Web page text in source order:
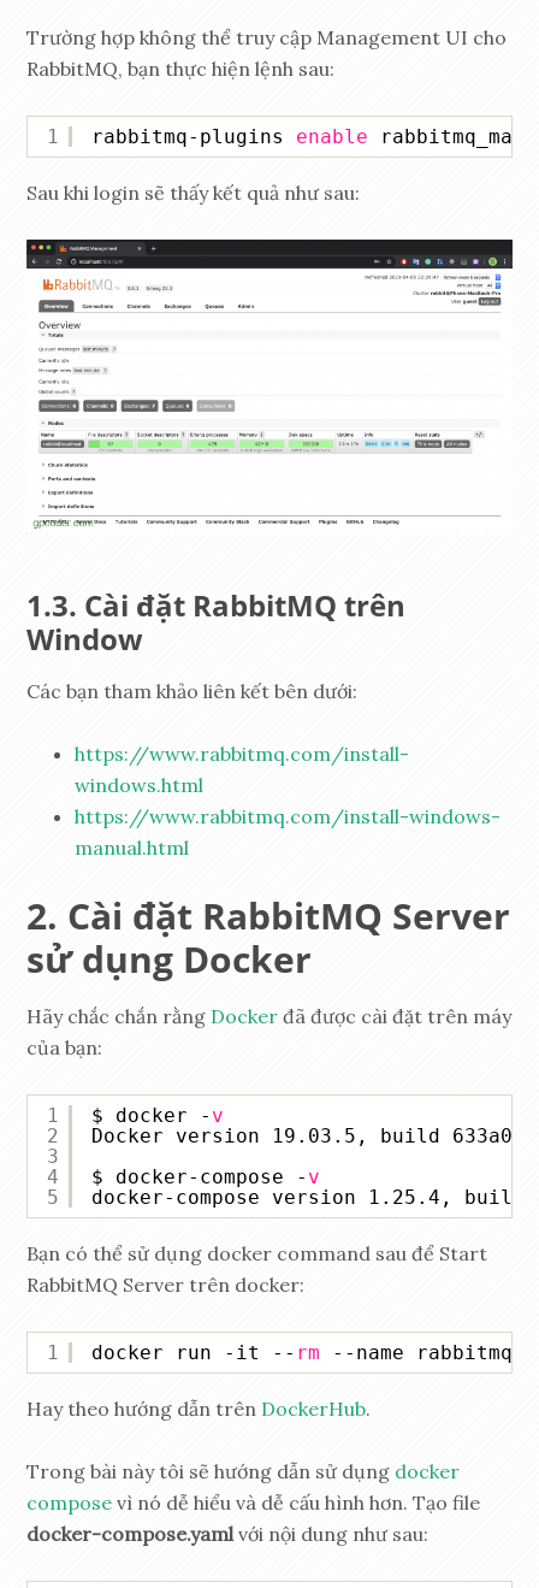
Trường hợp không thể truy cập Management UI cho
RabbitMQ, bạn thực hiện lệnh sau:
1 rabbitmq-plugins enable
Sau khi login sẽ thấy kết quả như sau:
Cài đặt RabbitMQ trên
Window
Các bạn tham khảo liên kết bên dưới:
https://www.rabbitmq.com/install-
windows.html
https://www.rabbitmq.com/install-windows-
manual.html
Cài đặt RabbitMQ Server
sử dụng Docker
Hãy chắc chắn rằng Docker đã được cài đặt trên máy
của bạn:
1
2
3
4
5
$ docker - v
Docker version 19.03.5, build 633a0ea
$ docker-compose - v
docker-compose version 1.25.4, build
Bạn có thể sử dụng docker command sau để Start
RabbitMQ Server trên docker:
1 docker run -it -- rm --name rabbitmq -
Hay theo hướng dẫn trên DockerHub.
Trong bài này tôi sẽ hướng dẫn sử dụng docker
compose vì nó dễ hiểu và dễ cấu hình hơn. Tạo file
docker-compose.yaml với nội dung như sau: